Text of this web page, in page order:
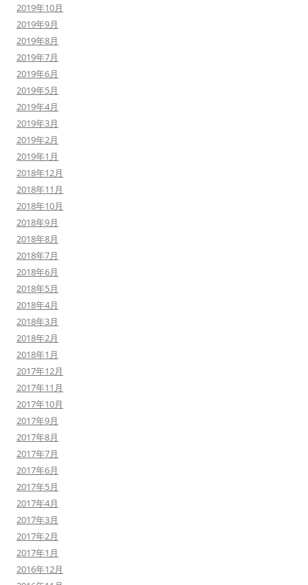
2019年10月
2019年9月
2019年8月
2019年7月
2019年6月
2019年5月
2019年4月
2019年3月
2019年2月
2019年1月
2018年12月
2018年11月
2018年10月
2018年9月
2018年8月
2018年7月
2018年6月
2018年5月
2018年4月
2018年3月
2018年2月
2018年1月
2017年12月
2017年11月
2017年10月
2017年9月
2017年8月
2017年7月
2017年6月
2017年5月
2017年4月
2017年3月
2017年2月
2017年1月
2016年12月